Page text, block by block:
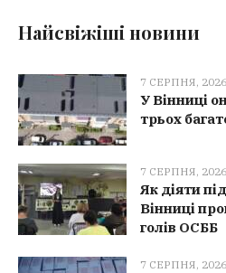
Найсвіжіші новини
7 СЕРПНЯ, 2026
У Вінниці
трьох
7 СЕРПНЯ, 2026
Як діяти
Вінниці
голів ОСББ
7 СЕРПНЯ, 2026